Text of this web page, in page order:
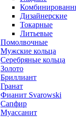
Дизайнерские
Токарные
Литьевые
Помолвочные
Мужские кольца
Серебряные кольца
Золото
Бриллиант
Гранат
Фианит Svarowski
Сапфир
Муассанит